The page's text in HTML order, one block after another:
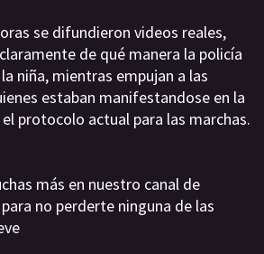
se difundieron videos reales,
de qué manera la policía
niña, mientras empujan a las
estaban manifestandose en la
protocolo actual para las marchas.
más en nuestro canal de
no perderte ninguna de las